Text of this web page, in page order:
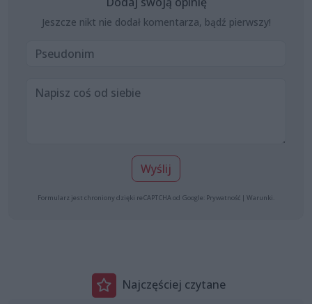
Jeszcze nikt nie dodał komentarza, bądź pierwszy!
Wyślij
Formularz jest chroniony dzięki reCAPTCHA od Google: Prywatność | Warunki
Najczęściej czytane